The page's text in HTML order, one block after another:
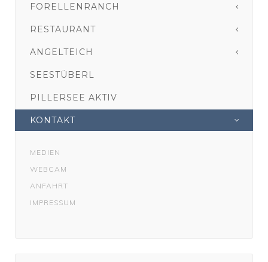
FORELLENRANCH
RESTAURANT
ANGELTEICH
SEESTÜBERL
PILLERSEE AKTIV
KONTAKT
MEDIEN
WEBCAM
ANFAHRT
IMPRESSUM